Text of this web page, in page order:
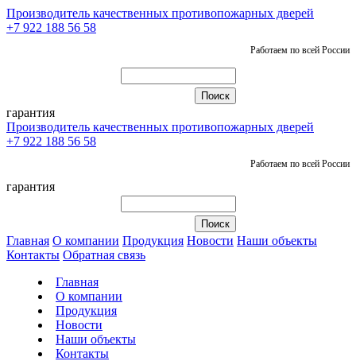
Производитель качественных противопожарных дверей
+7 922 188 56 58
Работаем по всей России
гарантия
Производитель качественных противопожарных дверей
+7 922 188 56 58
Работаем по всей России
гарантия
Главная О компании Продукция Новости Наши объекты
Контакты Обратная связь
Главная
О компании
Продукция
Новости
Наши объекты
Контакты